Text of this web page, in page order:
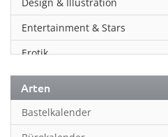
Entertainment & Stars
Erotik
Essen & Trinken
Familienplaner
Fantasy
Arten
Bastelkalender